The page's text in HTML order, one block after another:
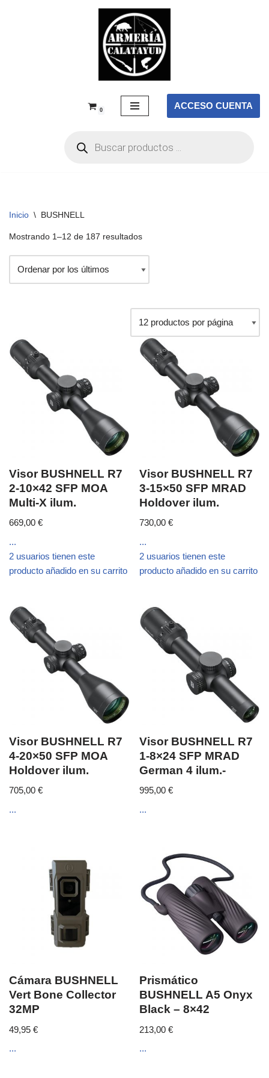
0 ACCESO CUENTA
Inicio \ BUSHNELL
Mostrando 1–12 de 187 resultados
Visor BUSHNELL R7
2-10×42 SFP MOA
Multi-X ilum.
669,00 €
...
2 usuarios tienen este
producto añadido en su carrito
Visor BUSHNELL R7
3-15×50 SFP MRAD
Holdover ilum.
730,00€
...
2 usuarios tienen este
producto añadido en su carrito
Visor BUSHNELL R7
4-20×50 SFP MOA
Holdover ilum.
705,00 €
...
Visor BUSHNELL R7
1-8×24 SFP MRAD
German 4 ilum.-
995,00€
...
Cámara BUSHNELL
Vert Bone Collector
32MP
49,95 €
...
Prismático
BUSHNELL A5 Onyx
Black – 8×42
213,00€
...